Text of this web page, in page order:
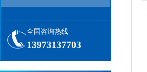
全国咨询热线
13973137703